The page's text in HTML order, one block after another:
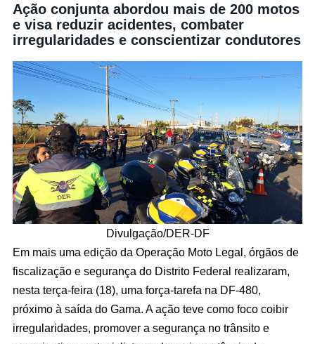
Ação conjunta abordou mais de 200 motos
e visa reduzir acidentes, combater
irregularidades e conscientizar condutores
Divulgação/DER-DF
Em mais uma edição da Operação Moto Legal, órgãos de
fiscalização e segurança do Distrito Federal realizaram,
nesta terça-feira (18), uma força-tarefa na DF-480,
próximo à saída do Gama. A ação teve como foco coibir
irregularidades, promover a segurança no trânsito e